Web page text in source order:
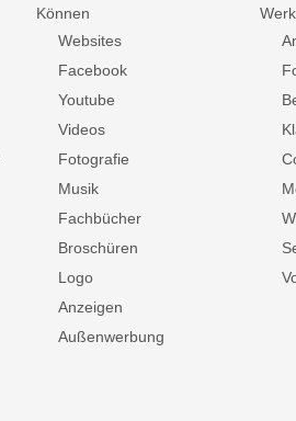
Können
Websites
Facebook
Youtube
Videos
Fotografie
Musik
Fachbücher
Broschüren
Logo
Anzeigen
Außenwerbung